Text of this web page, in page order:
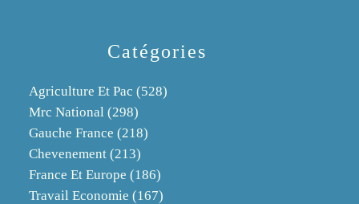
Catégories
Agriculture Et Pac (528)
Mrc National (298)
Gauche France (218)
Chevenement (213)
France Et Europe (186)
Travail Economie (167)